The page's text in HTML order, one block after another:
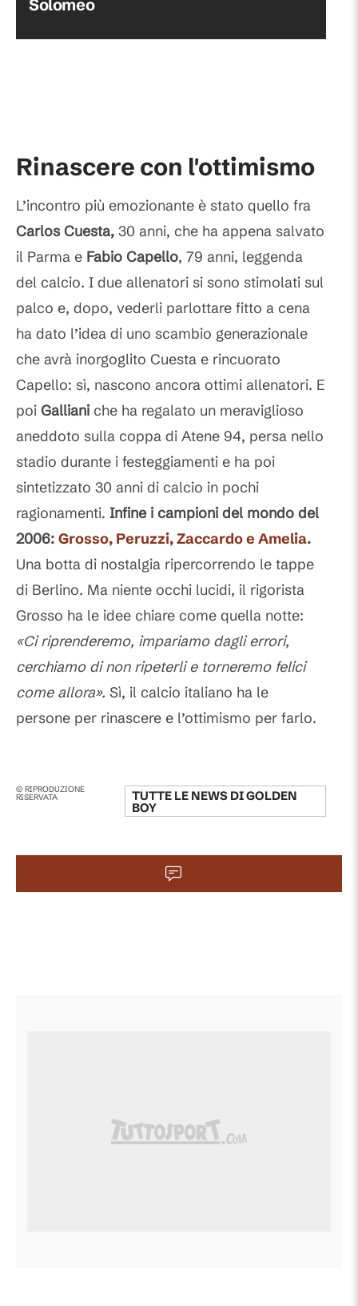
Solomeo
Rinascere con l'ottimismo
L’incontro più emozionante è stato quello fra
Carlos Cuesta, 30 anni, che ha appena salvato
il Parma e Fabio Capello, 79 anni, leggenda
del calcio. I due allenatori si sono stimolati sul
palco e, dopo, vederli parlottare fitto a cena
ha dato l’idea di uno scambio generazionale
che avrà inorgoglito Cuesta e rincuorato
Capello: sì, nascono ancora ottimi allenatori. E
poi Galliani che ha regalato un meraviglioso
aneddoto sulla coppa di Atene 94, persa nello
stadio durante i festeggiamenti e ha poi
sintetizzato 30 anni di calcio in pochi
ragionamenti. Infine i campioni del mondo del
2006: Grosso, Peruzzi, Zaccardo e Amelia.
Una botta di nostalgia ripercorrendo le tappe
di Berlino. Ma niente occhi lucidi, il rigorista
Grosso ha le idee chiare come quella notte:
«Ci riprenderemo, impariamo dagli errori,
cerchiamo di non ripeterli e torneremo felici
come allora». Sì, il calcio italiano ha le
persone per rinascere e l’ottimismo per farlo.
© RIPRODUZIONE
RISERVATA TUTTE LE NEWS DIGOLDEN
BOY